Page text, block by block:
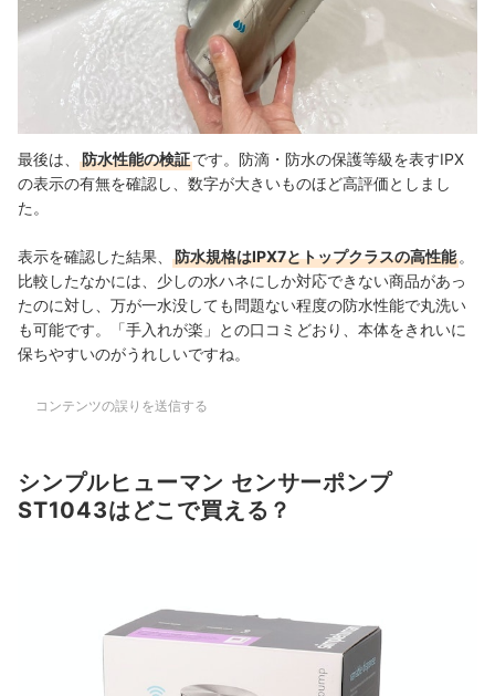
最後は、 防水性能の検証です。防滴・防水の保護等級を表すIPX
の表示の有無を確認し、数字が大きいものほど高評価としまし
た。
表示を確認した結果、 防水規格はIPX7とトップクラスの高性能 。
比較したなかには、少しの水ハネにしか対応できない商品があっ
たのに対し、万が一水没しても問題ない程度の防水性能で丸洗い
も可能です。
「手入れが楽」との口コミどおり、 本体をきれいに
保ちやすいのがうれしいですね。
コンテンツの誤りを送信する
シンプルヒューマン センサーポンプ
ST1043はどこで買える？